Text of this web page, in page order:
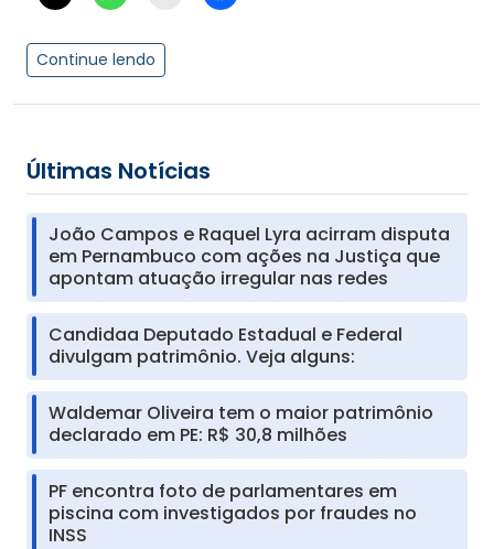
Continue lendo
Últimas Notícias
João Campos e Raquel Lyra acirram disputa
em Pernambuco com ações na Justiça que
apontam atuação irregular nas redes
Candidaa Deputado Estadual e Federal
divulgam patrimônio. Veja alguns:
Waldemar Oliveira tem o maior patrimônio
declarado em PE: R$ 30,8 milhões
PF encontra foto de parlamentares em
piscina com investigados por fraudes no
INSS